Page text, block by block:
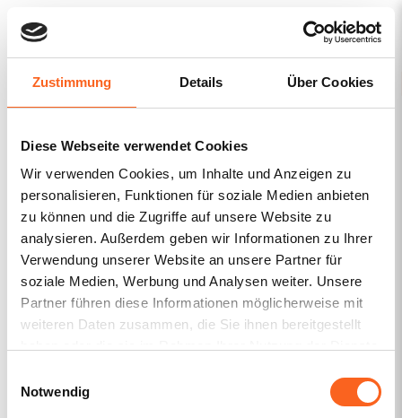
Zustimmung Details Über Cookies
Diese Webseite verwendet Cookies
Wir verwenden Cookies, um Inhalte und Anzeigen zu
personalisieren, Funktionen für soziale Medien anbieten
zu können und die Zugriffe auf unsere Website zu
analysieren. Außerdem geben wir Informationen zu Ihrer
Verwendung unserer Website an unsere Partner für
soziale Medien, Werbung und Analysen weiter. Unsere
Partner führen diese Informationen möglicherweise mit
weiteren Daten zusammen, die Sie ihnen bereitgestellt
Notwendig
MENU
Nothing Found
It seems we can’t find what you’re looking for. Perhaps
searching can help.
Search
for: